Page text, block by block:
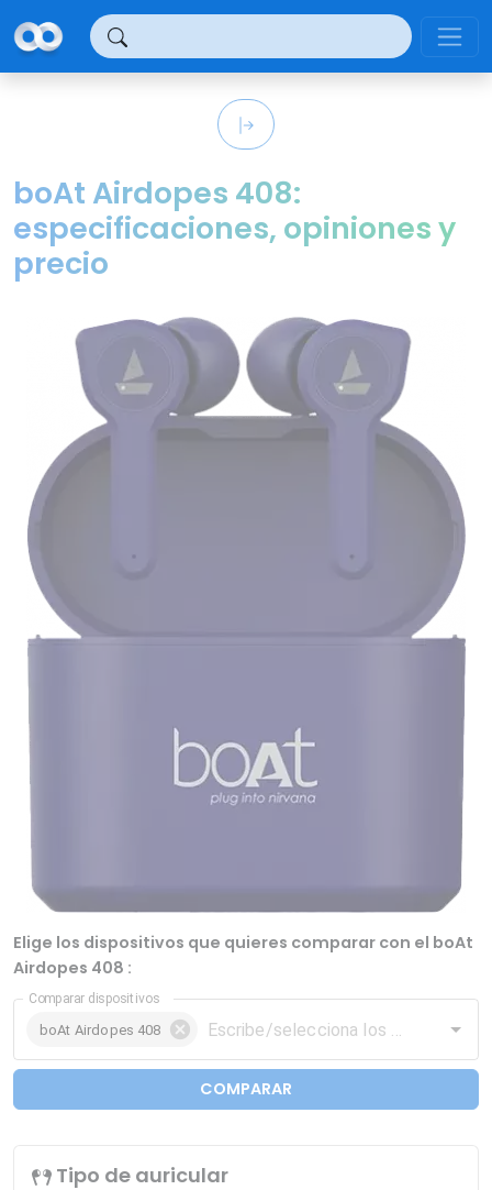
boAt Airdopes 408:
especificaciones, opiniones y
precio
Elige los dispositivos que quieres comparar con el boAt
Airdopes 408 :
Comparar dispositivos
boAt Airdopes 408
COMPARAR
Tipo de auricular
Panel de gestión de cookies